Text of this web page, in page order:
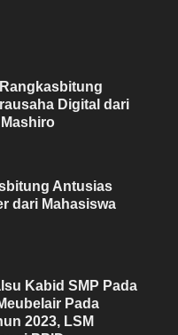
Digital dari
Antusias
dari Mahasiswa
Kabid SMP Pada
Pada
2023, LSM